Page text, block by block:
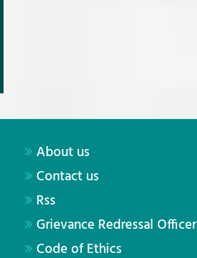
About us
Contact us
Rss
Grievance Redressal Officer
Code of Ethics